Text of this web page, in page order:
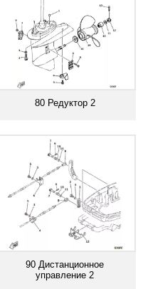
80 Редуктор 2
90 Дистанционное
управление 2